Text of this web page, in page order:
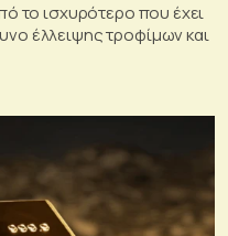
το ισχυρότερο που έχει
έλλειψης τροφίμων και